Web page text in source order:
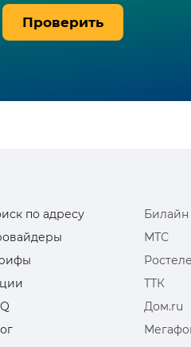
Проверить
по адресу
Билайн
МТС
ТТК
Дом.ru